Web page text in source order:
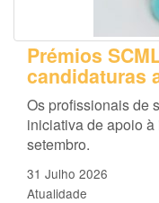
Prémios
candidaturas
Os profissionais de
iniciativa de apoio
setembro.
31 Julho 2026
Atualidade